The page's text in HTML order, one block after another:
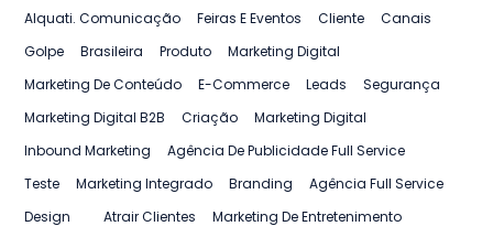
Alquati. Comunicação
Feiras E Eventos Cliente
Canais
Golpe
Brasileira Produto
Marketing Digital
Marketing De Conteúdo
E-Commerce Leads
Segurança
Marketing Digital B2B
Criação
Marketing Digital
Inbound Marketing
Agência De Publicidade Full Service
Teste
Marketing Integrado Branding
Agência Full Service
Design
Atrair Clientes Marketing De Entretenimento